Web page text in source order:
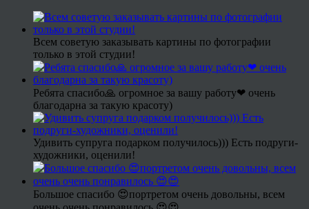
Всем советую заказывать картины по фотографии
только в этой студии!
Ребята спасибо🙏 огромное за вашу работу❤ очень
благодарна за такую красоту)
Удивить супруга подарком получилось))) Есть подруги-
художники, оценили!
Большое спасибо 😍портретом очень довольны, всем